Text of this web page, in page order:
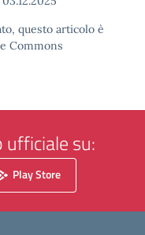
questo articolo è
Commons
ufficiale su:
Play Store